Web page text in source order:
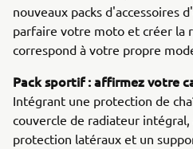
nouveaux packs d'accessoires
parfaire votre moto et créer la
correspond à votre propre
Pack sportif : affirmez votre
Intégrant une protection de
couvercle de radiateur intégral,
protection latéraux et un